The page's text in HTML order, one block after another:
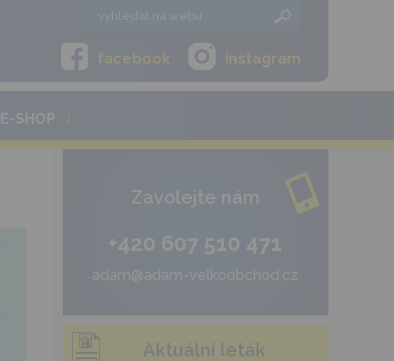
instagram
facebook
E-SHOP
Zavolejte nám
+420 607 510 471
adam@adam-velkoobchod.cz
Aktuální leták